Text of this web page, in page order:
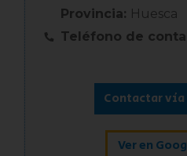
Provincia: Huesca
Teléfono de
Contactar
Ver en